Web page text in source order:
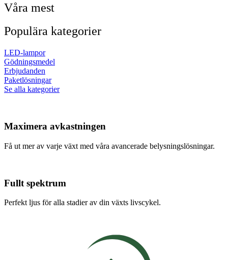
Våra mest
Populära kategorier
LED-lampor
Gödningsmedel
Erbjudanden
Paketlösningar
Se alla kategorier
Maximera avkastningen
Få ut mer av varje växt med våra avancerade belysningslösningar.
Fullt spektrum
Perfekt ljus för alla stadier av din växts livscykel.